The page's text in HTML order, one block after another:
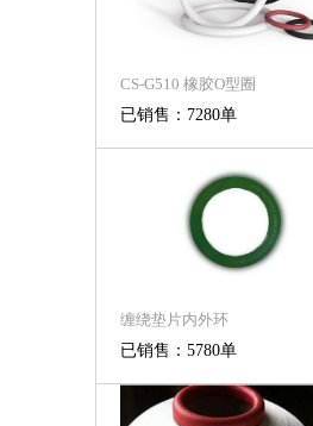
CS-G510 橡胶O型圈
已销售：7280单
缠绕垫片内外环
已销售：5780单